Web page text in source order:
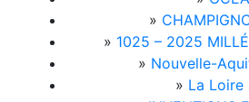
»
» 1025 – 2025
» Nouvelle-
» La Loire